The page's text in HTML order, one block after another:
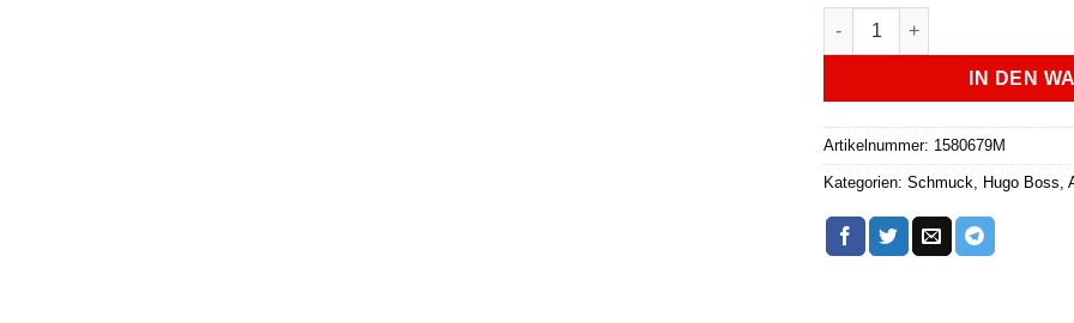
Hugo Boss Armband -
IN DEN
Artikelnummer: 1580679M
Kategorien: Schmuck Hugo Boss